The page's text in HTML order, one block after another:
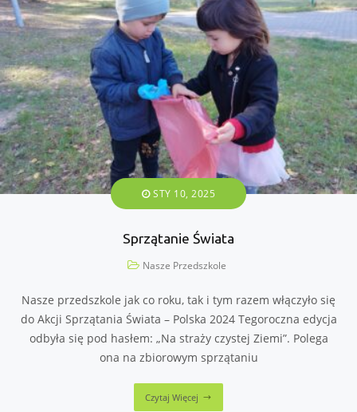
STY 10, 2025
Sprzątanie Świata
Nasze Przedszkole
Nasze przedszkole jak co roku, tak i tym razem włączyło się
do Akcji Sprzątania Świata – Polska 2024 Tegoroczna edycja
odbyła się pod hasłem: „Na straży czystej Ziemi”. Polega
ona na zbiorowym sprzątaniu
Czytaj Więcej